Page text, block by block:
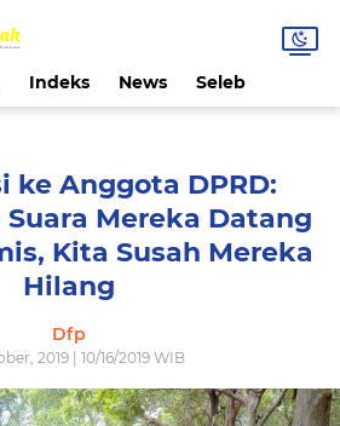
Indeks News Seleb
ke Anggota DPRD:
Mereka Datang
Kita Susah Mereka
Hilang
Dfp
2019 | 10/16/2019 WIB